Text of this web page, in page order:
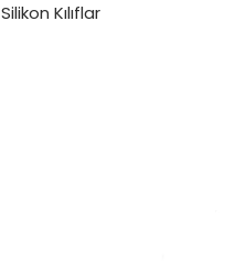
Silikon Kılıflar